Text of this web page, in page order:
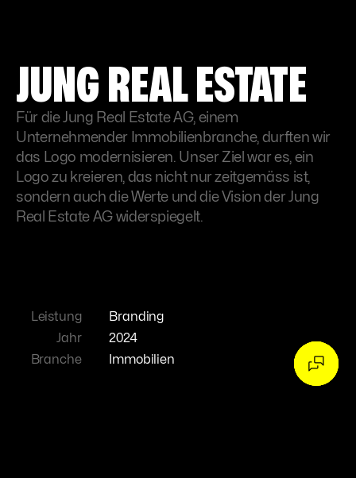
JUNG REAL ESTATE
Für die Jung Real Estate AG, einem
Unternehmender Immobilienbranche, durften wir
das Logo modernisieren. Unser Ziel war es, ein
Logo zu kreieren, das nicht nur zeitgemäss ist,
sondern auch die Werte und die Vision der Jung
Real Estate AG widerspiegelt.
Leistung
Branding
Jahr
2024
Branche
Immobilien